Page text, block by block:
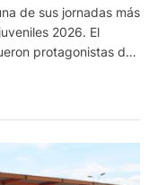
de sus jornadas más
2026. El
protagonistas de
y celebraciones para
llegó desde el coliseo